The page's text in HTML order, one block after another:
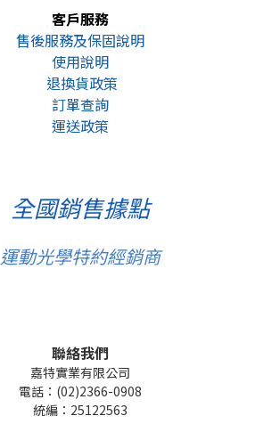
客戶服務
售後服務及保固說明
使用說明
退換貨政策
訂單查詢
運送政策
全國銷售據點
運動光學特約經銷商
聯絡我們
嘉特實業有限公司
電話：(02)2366-0908
統編：25122563